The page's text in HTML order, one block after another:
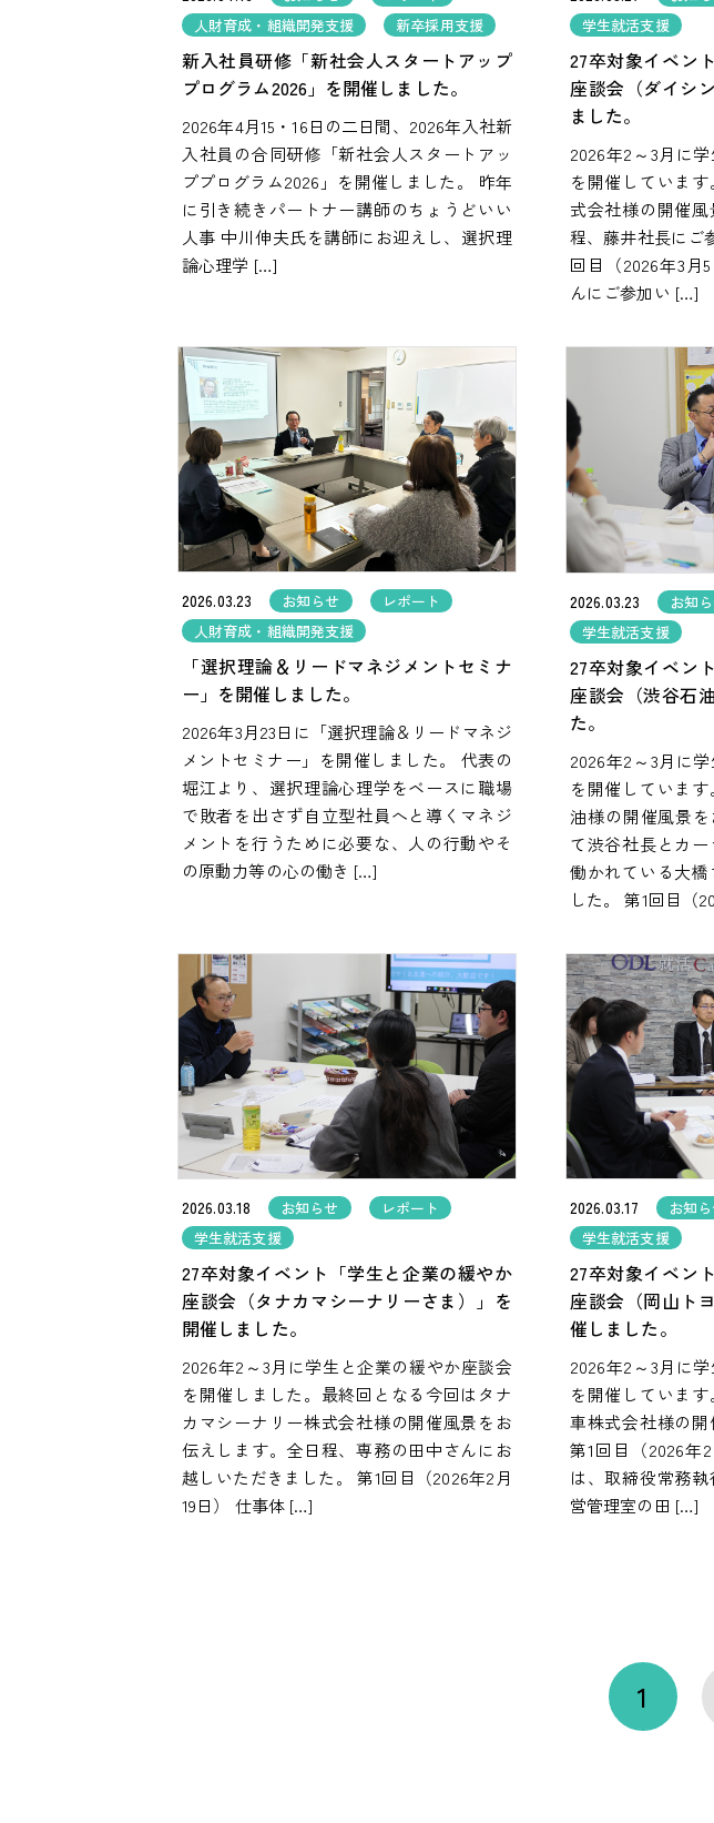
人財育成・組織開発支援
新卒採用支援
新入社員研修「新社会人スタートアップ
プログラム2026」を開催しました。
2026年4月15・16日の二日間、2026年入社新
入社員の合同研修「新社会人スタートアッ
ププログラム2026」を開催しました。 昨年
に引き続きパートナー講師のちょうどいい
人事 中川伸夫氏を講師にお迎えし、選択理
論心理学 […]
学生就活支援
27卒対象イベン
座談会（ダイシ
ました。
2026年2～3月に
を開催していま
式会社様の開催
程、藤井社長にご
回目（2026年3月
んにご参加い […]
2026.03.23 お知らせ
レポート
人財育成・組織開発支援
「選択理論＆リードマネジメントセミナ
ー」を開催しました。
2026年3月23日に「選択理論＆リードマネジ
メントセミナー」を開催しました。 代表の
堀江より、選択理論心理学をベースに職場
で敗者を出さず自立型社員へと導くマネジ
メントを行うために必要な、人の行動やそ
の原動力等の心の働き […]
2026.03.23 お知
学生就活支援
27卒対象イベン
座談会（渋谷石
た。
2026年2～3月に
を開催していま
油様の開催風景
て渋谷社長とカ
働かれている大
した。 第1回目（
2026.03.18 お知らせ
レポート
学生就活支援
27卒対象イベント「学生と企業の緩やか
座談会（タナカマシーナリーさま）」を
開催しました。
2026年2～3月に学生と企業の緩やか座談会
を開催しました。最終回となる今回はタナ
カマシーナリー株式会社様の開催風景をお
伝えします。全日程、専務の田中さんにお
越しいただきました。 第1回目（2026年2月
19日） 仕事体 […]
2026.03.17 お知
学生就活支援
27卒対象イベン
座談会（岡山ト
催しました。
2026年2～3月に
を開催していま
車株式会社様の開
第1回目（2026年
は、取締役常務
営管理室の田 […]
1